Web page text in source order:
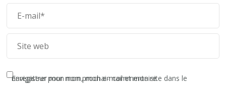
Enregistrer mon nom, mon e-mail et mon site dans le navigateur pour mon prochain commentaire.